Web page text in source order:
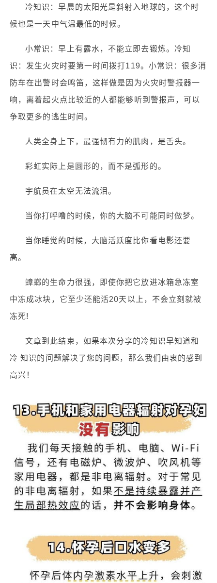
冷知识：早晨的太阳光是斜射入地球的，这个时
候也是一天中气温最低的时候。
小常识：早上有露水，不能立即去锻炼。冷知
识：发生火灾时要第一时间拨打119。小常识：很多消
防车在出警时会鸣笛，这样做是因为火灾时警报器一
响，离着起火点比较近的人都能够听到警报声，可以
争取更多的逃生时间。
人类全身上下，最强韧有力的肌肉，是舌头。
彩虹实际上是圆形的，而不是弧形的。
宇航员在太空无法流泪。
当你打呼噜的时候，你的大脑不可能同时做梦。
当你睡觉的时候，大脑活跃度比你看电影还要
高。
蟑螂的生命力很强，即使你把它放进冰箱急冻室
中冻成冰块，它至少还能活20天以上，不会立刻就被
冻死!
文章到此结束，如果本次分享的冷知识早知道和
冷 知识的问题解决了您的问题，那么我们由衷的感到
高兴！